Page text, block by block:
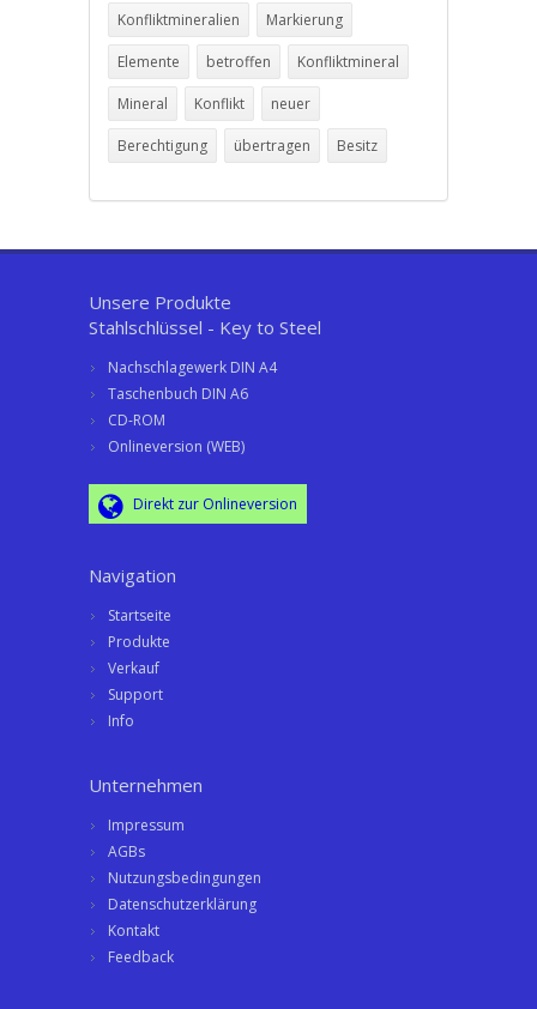
Konfliktmineralien Markierung
Elemente betroffen Konfliktmineral
Mineral Konflikt neuer
Berechtigung übertragen Besitz
Unsere Produkte
Stahlschlüssel - Key to Steel
Nachschlagewerk DIN A4
Taschenbuch DIN A6
CD-ROM
Onlineversion (WEB)
Direkt zur Onlineversion
Navigation
Startseite
Produkte
Verkauf
Support
Info
Unternehmen
Impressum
AGBs
Nutzungsbedingungen
Datenschutzerklärung
Kontakt
Feedback